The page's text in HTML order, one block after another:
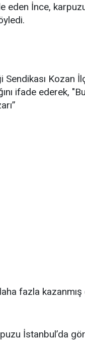
eden İnce,
Sendikası
ifade ederek,
fazla
İstanbul’da